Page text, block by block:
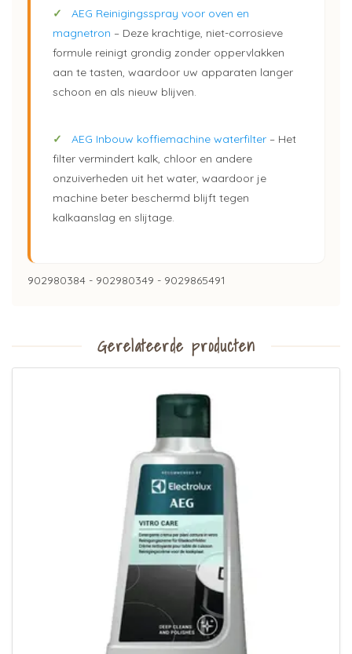
✓
AEG Reinigingsspray voor oven en
magnetron – Deze krachtige, niet-corrosieve
formule reinigt grondig zonder oppervlakken
aan te tasten, waardoor uw apparaten langer
schoon en als nieuw blijven.
✓ AEG Inbouw koffiemachine waterfilter – Het
filter vermindert kalk, chloor en andere
onzuiverheden uit het water, waardoor je
machine beter beschermd blijft tegen
kalkaanslag en slijtage.
902980384 - 902980349 - 9029865491
Gerelateerde producten